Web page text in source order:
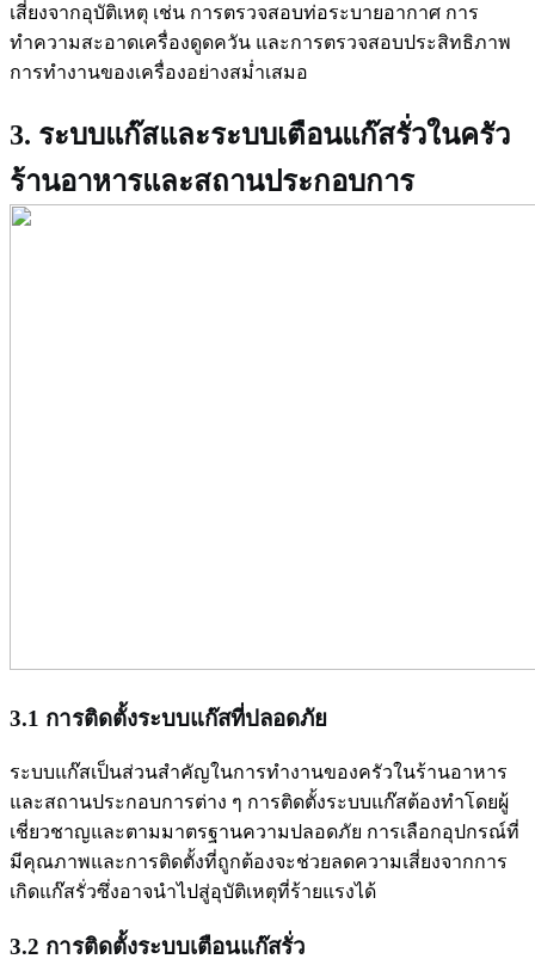
เสี่ยงจากอุบัติเหตุ เช่น การตรวจสอบท่อระบายอากาศ การ
ทำความสะอาดเครื่องดูดควัน และการตรวจสอบประสิทธิภาพ
การทำงานของเครื่องอย่างสม่ำเสมอ
3. ระบบแก๊สและระบบเตือนแก๊สรั่วในครัว
ร้านอาหารและสถานประกอบการ
3.1 การติดตั้งระบบแก๊สที่ปลอดภัย
ระบบแก๊สเป็นส่วนสำคัญในการทำงานของครัวในร้านอาหาร
และสถานประกอบการต่าง ๆ การติดตั้งระบบแก๊สต้องทำโดยผู้
เชี่ยวชาญและตามมาตรฐานความปลอดภัย การเลือกอุปกรณ์ที่
มีคุณภาพและการติดตั้งที่ถูกต้องจะช่วยลดความเสี่ยงจากการ
เกิดแก๊สรั่วซึ่งอาจนำไปสู่อุบัติเหตุที่ร้ายแรงได้
3.2 การติดตั้งระบบเตือนแก๊สรั่ว